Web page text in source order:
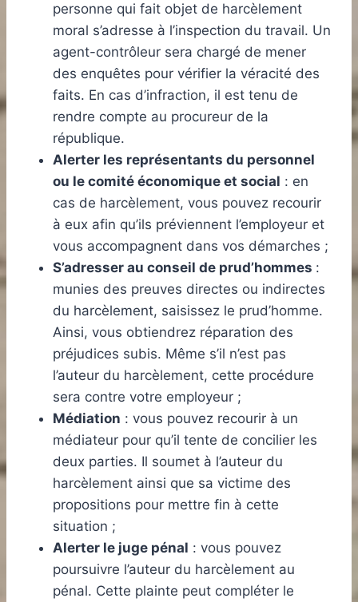
personne qui fait objet de harcèlement
moral s’adresse à l’inspection du travail. Un
agent-contrôleur sera chargé de mener
des enquêtes pour vérifier la véracité des
faits. En cas d’infraction, il est tenu de
rendre compte au procureur de la
république.
Alerter les représentants du personnel
ou le comité économique et social : en
cas de harcèlement, vous pouvez recourir
à eux afin qu’ils préviennent l’employeur et
vous accompagnent dans vos démarches ;
S’adresser au conseil de prud’hommes :
munies des preuves directes ou indirectes
du harcèlement, saisissez le prud’homme.
Ainsi, vous obtiendrez réparation des
préjudices subis. Même s’il n’est pas
l’auteur du harcèlement, cette procédure
sera contre votre employeur ;
Médiation : vous pouvez recourir à un
médiateur pour qu’il tente de concilier les
deux parties. Il soumet à l’auteur du
harcèlement ainsi que sa victime des
propositions pour mettre fin à cette
situation ;
Alerter le juge pénal : vous pouvez
poursuivre l’auteur du harcèlement au
pénal. Cette plainte peut compléter le